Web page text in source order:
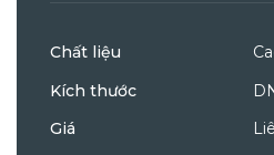
Chất liệu
Kích thước
Giá